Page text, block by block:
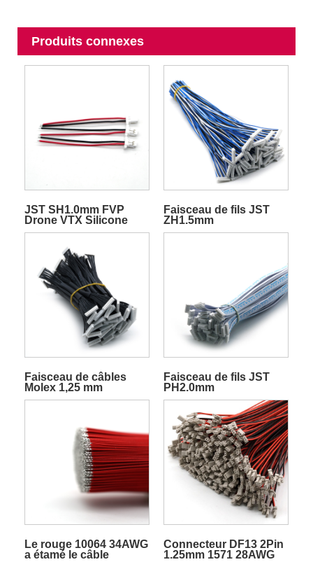
Produits connexes
JST SH1.0mm FVP
Drone VTX Silicone
Quadcopter émetteur
Faisceau de fils JST
ZH1.5mm
Faisceau de câbles
Molex 1,25 mm
Faisceau de fils JST
PH2.0mm
Le rouge 10064 34AWG
a étamé le câble
Connecteur DF13 2Pin
1.25mm 1571 28AWG